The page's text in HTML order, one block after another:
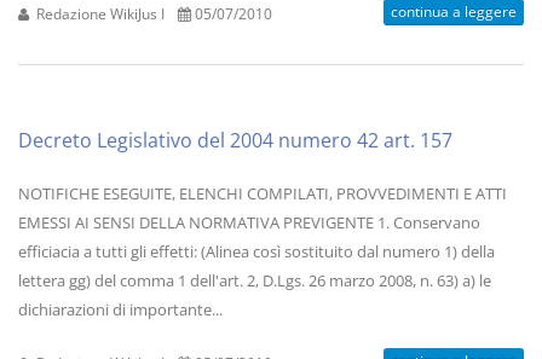
Redazione WikiJus I 05/07/2010 continua a leggere
Decreto Legislativo del 2004 numero 42 art. 157
NOTIFICHE ESEGUITE, ELENCHI COMPILATI, PROVVEDIMENTI E ATTI
EMESSI AI SENSI DELLA NORMATIVA PREVIGENTE 1. Conservano
efficiacia a tutti gli effetti: (Alinea così sostituito dal numero 1) della
lettera gg) del comma 1 dell'art. 2, D.Lgs. 26 marzo 2008, n. 63) a) le
dichiarazioni di importante...